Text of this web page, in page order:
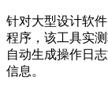
针对大型设计软
程序，该工具实
自动生成操作日
信息。